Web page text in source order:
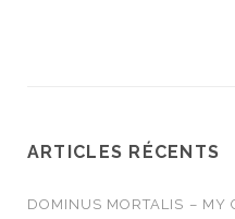
ARTICLES RÉCENTS
DOMINUS MORTALIS – MY